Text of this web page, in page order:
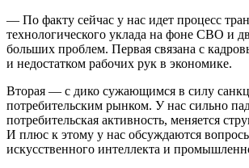
— По факту сейчас у нас идет процесс
технологического уклада на фоне СВО и
больших проблем. Первая связана с
и недостатком рабочих рук в экономике.
Вторая — с дико сужающимся в силу
потребительским рынком. У нас сильно
потребительская активность, меняется
И плюс к этому у нас обсуждаются
искусственного интеллекта и